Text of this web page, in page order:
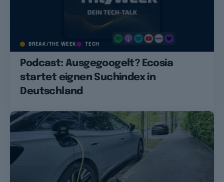
BREAK/THE WEEK TECH
Podcast: Ausgegoogelt? Ecosia
startet eignen Suchindex in
Deutschland